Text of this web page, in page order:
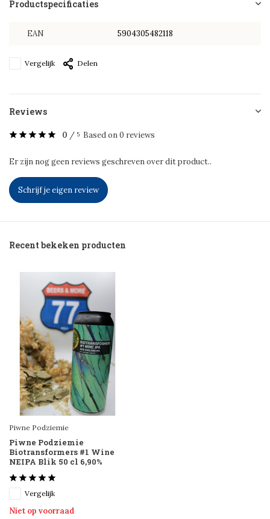
Productspecificaties
EAN 5904305482118
Vergelijk Delen
Reviews
0 / 5 Based on 0 reviews
Er zijn nog geen reviews geschreven over dit product..
Schrijf je eigen review
Recent bekeken producten
Piwne Podziemie
Piwne Podziemie
Biotransformers #1 Wine
NEIPA Blik 50 cl 6,90%
Vergelijk
Niet op voorraad